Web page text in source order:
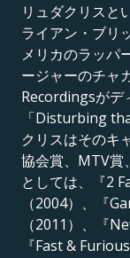
リュダクリスと
ライアン・ブリ
メリカのラッパ
ージャーのチャ
Recordingsがデ
「Disturbing
クリスはそのキ
協会賞、MTV賞
としては、『2
（2004）、『
（2011）、『
『Fast &